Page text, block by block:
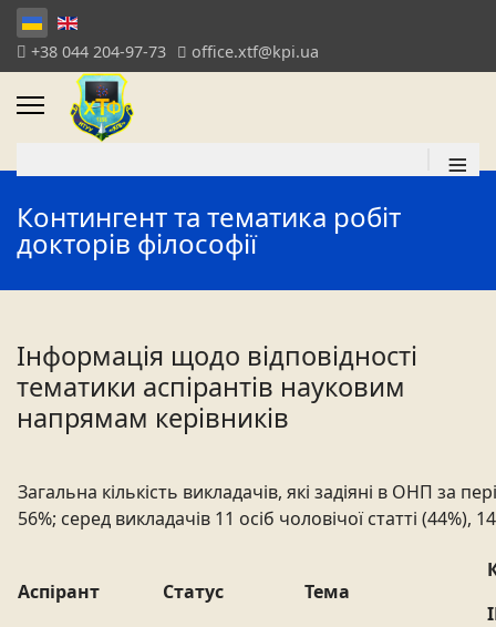
+38 044 204-97-73 office.xtf@kpi.ua
≡
Контингент та тематика робіт
докторів філософії
Інформація щодо відповідності
тематики аспірантів науковим
напрямам керівників
Загальна кількість викладачів, які задіяні в ОНП за
56%; серед викладачів 11 осіб чоловічої статті
Аспірант Статус Тема